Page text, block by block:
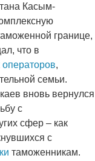
Касым-
границе,
что в
,
семьи.
вновь вернулся
с
сфер – как
с
таможенникам.